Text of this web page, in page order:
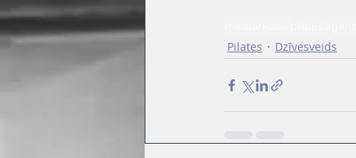
Pilates Dzīvesveids